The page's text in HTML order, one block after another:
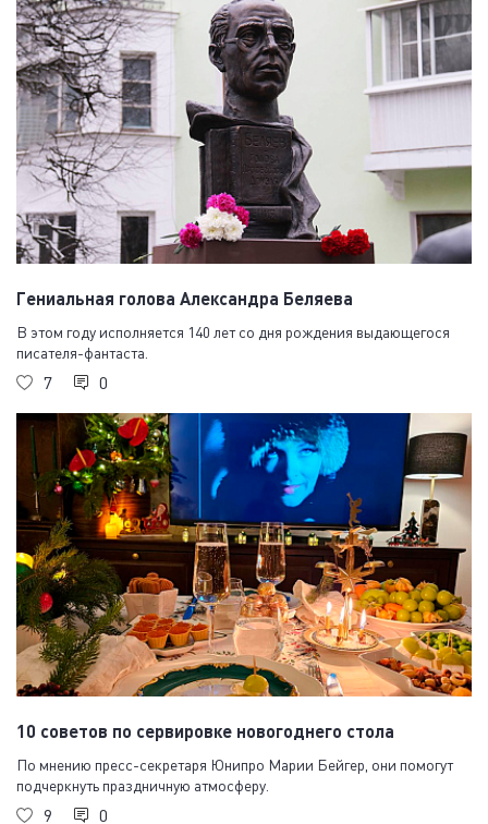
Гениальная голова Александра Беляева
В этом году исполняется 140 лет со дня рождения выдающегося
писателя-фантаста.
7 0
10 советов по сервировке новогоднего стола
По мнению пресс-секретаря Юнипро Марии Бейгер, они помогут
подчеркнуть праздничную атмосферу.
9 0